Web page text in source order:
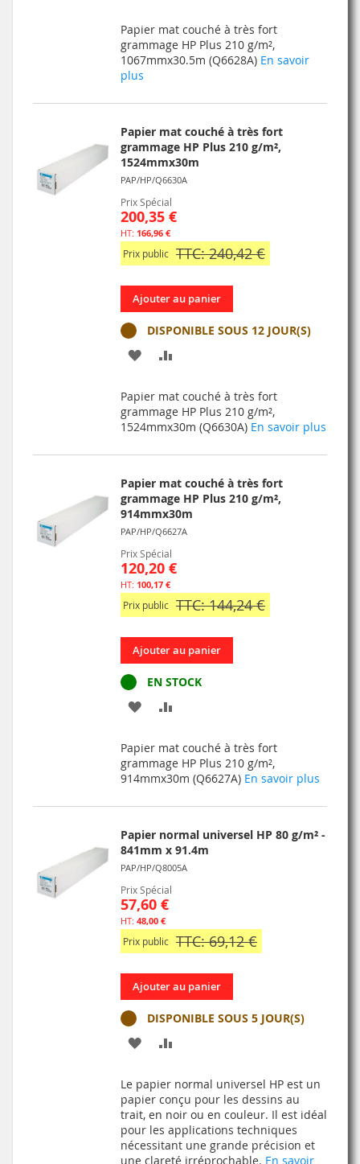
MA
LISTE
D’ENVIE
COMPARATEUR
Papier mat couché à très fort
grammage HP Plus 210 g/m²,
1067mmx30.5m (Q6628A) En savoir
plus
Papier mat couché à très fort
grammage HP Plus 210 g/m²,
1524mmx30m
PAP/HP/Q6630A
Prix Spécial
200,35 €
166,96 €
Prix public TTC: 240,42 €
Ajouter au panier
DISPONIBLE SOUS 12 JOUR(S)
AJOUTER
MA
COMPARATEUR
Papier mat couché à très fort
grammage HP Plus 210 g/m²,
1524mmx30m (Q6630A) En savoir plus
Papier mat couché à très fort
grammage HP Plus 210 g/m²,
914mmx30m
PAP/HP/Q6627A
Prix Spécial
120,20 €
100,17 €
Prix public TTC: 144,24 €
Ajouter au panier
EN STOCK
AJOUTER
MA
COMPARATEUR
Papier mat couché à très fort
grammage HP Plus 210 g/m²,
914mmx30m (Q6627A) En savoir plus
Papier normal universel HP 80 g/m² -
841mm x 91.4m
PAP/HP/Q8005A
Prix Spécial
57,60 €
48,00 €
Prix public TTC: 69,12 €
Ajouter au panier
DISPONIBLE SOUS 5 JOUR(S)
AJOUTER
MA
LISTE
D’ENVIE
COMPARATEUR
Le papier normal universel HP est un
papier conçu pour les dessins au
trait, en noir ou en couleur. Il est idéal
pour les applications techniques
nécessitant une grande précision et
une clareté irréprochable. En savoir